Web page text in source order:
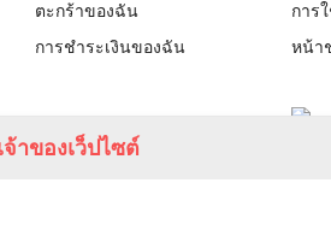
ตะกร้าของฉัน
การชำระเงินของฉัน
การ
หน้า
าของเว็ปไซต์